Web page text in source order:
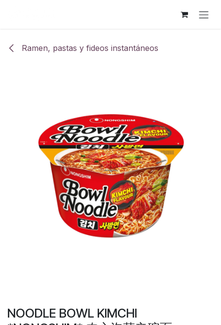
Ramen, pastas y fideos instantáneos
NOODLE BOWL KIMCHI